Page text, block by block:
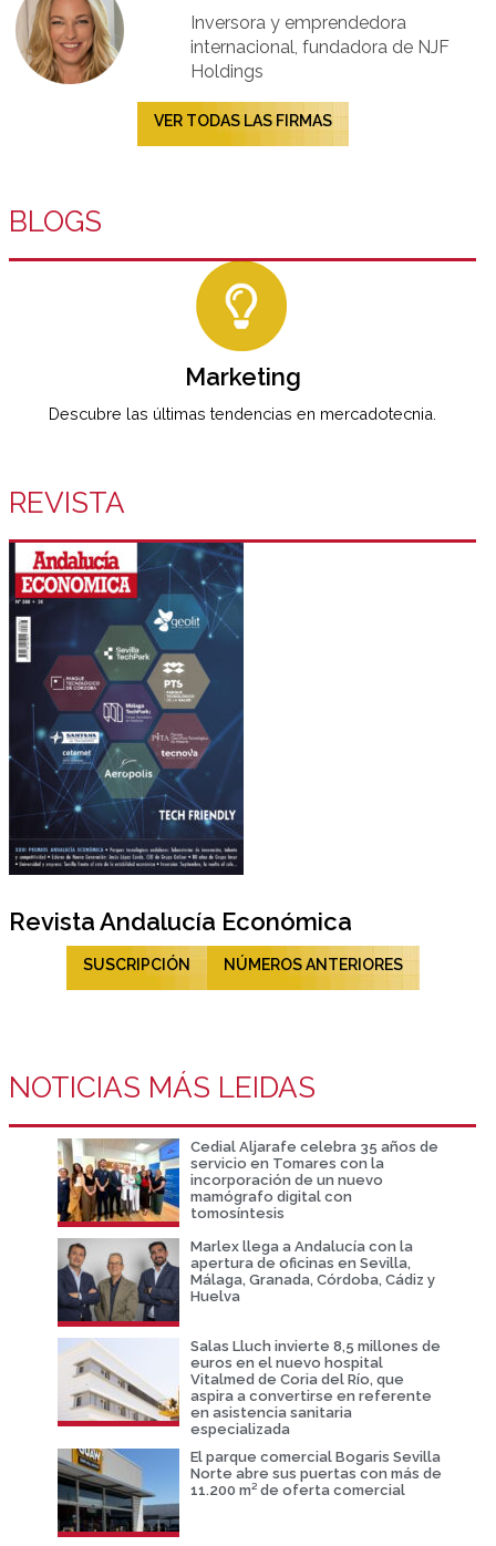
Inversora y emprendedora
internacional, fundadora de NJF
Holdings
VER TODAS LAS FIRMAS
BLOGS
Marketing
Descubre las últimas tendencias en mercadotecnia.
REVISTA
Revista Andalucía Económica
SUSCRIPCIÓN NÚMEROS ANTERIORES
NOTICIAS MÁS LEIDAS
Cedial Aljarafe celebra 35 años de
servicio en Tomares con la
incorporación de un nuevo
mamógrafo digital con
tomosíntesis
Marlex llega a Andalucía con la
apertura de oficinas en Sevilla,
Málaga, Granada, Córdoba, Cádiz y
Huelva
Salas Lluch invierte 8,5 millones de
euros en el nuevo hospital
Vitalmed de Coria del Río, que
aspira a convertirse en referente
en asistencia sanitaria
especializada
El parque comercial Bogaris Sevilla
Norte abre sus puertas con más de
11.200 m² de oferta comercial